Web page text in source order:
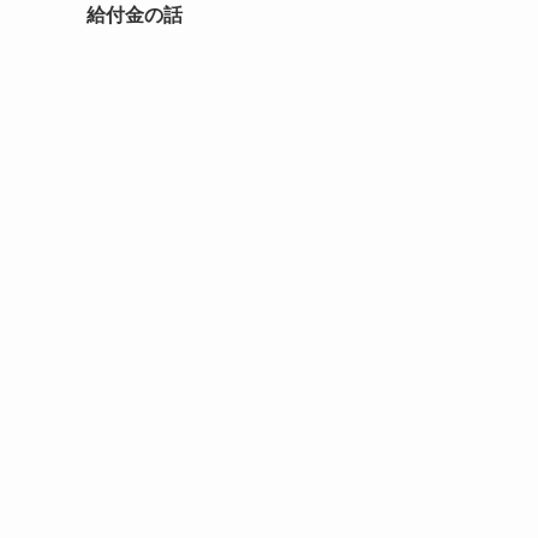
給付金の話